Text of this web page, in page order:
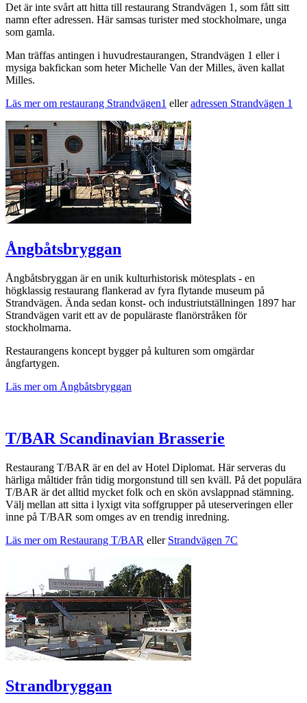
Det är inte svårt att hitta till restaurang Strandvägen 1, som fått sitt
namn efter adressen. Här samsas turister med stockholmare, unga
som gamla.
Man träffas antingen i huvudrestaurangen, Strandvägen 1 eller i
mysiga bakfickan som heter Michelle Van der Milles, även kallat
Milles.
Läs mer om restaurang Strandvägen1 elleradressen Strandvägen 1
Ångbåtsbryggan
Ångbåtsbryggan är en unik kulturhistorisk mötesplats - en
högklassig restaurang flankerad av fyra flytande museum på
Strandvägen. Ända sedan konst- och industriutställningen 1897 har
Strandvägen varit ett av de populäraste flanörstråken för
stockholmarna.
Restaurangens koncept bygger på kulturen som omgärdar
ångfartygen.
Läs mer om Ångbåtsbryggan
T/BAR Scandinavian Brasserie
Restaurang T/BAR är en del av Hotel Diplomat. Här serveras du
härliga måltider från tidig morgonstund till sen kväll. På det populära
T/BAR är det alltid mycket folk och en skön avslappnad stämning.
Välj mellan att sitta i lyxigt vita soffgrupper på uteserveringen eller
inne på T/BAR som omges av en trendig inredning.
Läs mer om Restaurang T/BAR eller Strandvägen 7C
Strandbryggan